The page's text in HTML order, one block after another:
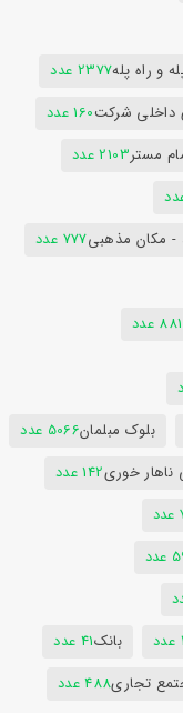
و راه پله2377 عدد
داخلی شرکت160 عدد
مستر2103 عدد
- مکان مذهبی777 عدد
881 عدد
بلوک مبلمان5066 عدد
ناهار خوری142 عدد
بانک41 عدد
تجاری488 عدد